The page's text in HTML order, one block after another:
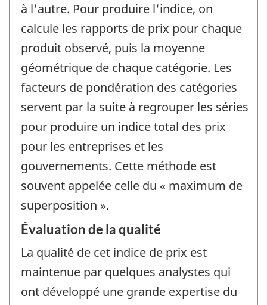
à l'autre. Pour produire l'indice, on
calcule les rapports de prix pour chaque
produit observé, puis la moyenne
géométrique de chaque catégorie. Les
facteurs de pondération des catégories
servent par la suite à regrouper les séries
pour produire un indice total des prix
pour les entreprises et les
gouvernements. Cette méthode est
souvent appelée celle du « maximum de
superposition ».
Évaluation de la qualité
La qualité de cet indice de prix est
maintenue par quelques analystes qui
ont développé une grande expertise du